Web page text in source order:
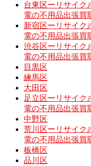
台東区ーリサイク
電の不用品出張買
新宿区ーリサイク
電の不用品出張買
渋谷区ーリサイク
電の不用品出張買
目黒区
練馬区
大田区
足立区ーリサイク
電の不用品出張買
中野区
荒川区ーリサイク
電の不用品出張買
板橋区
品川区